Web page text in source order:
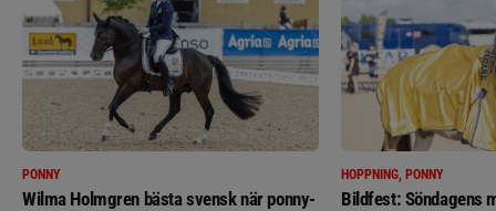
PONNY
Wilma Holmgren bästa svensk när ponny-
HOPPNING, PONNY
Bildfest: Söndagens